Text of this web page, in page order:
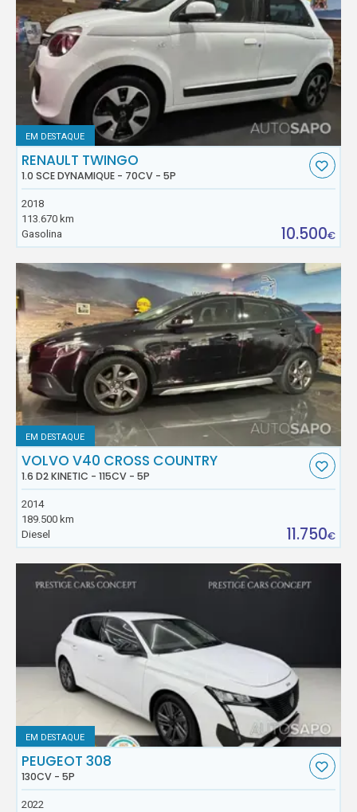
EM DESTAQUE
RENAULT TWINGO
1.0 SCE DYNAMIQUE - 70CV - 5P
2018
113.670 km
Gasolina
10.500€
EM DESTAQUE
VOLVO V40 CROSS COUNTRY
1.6 D2 KINETIC - 115CV - 5P
2014
189.500 km
Diesel
11.750€
EM DESTAQUE
PEUGEOT 308
130CV - 5P
2022